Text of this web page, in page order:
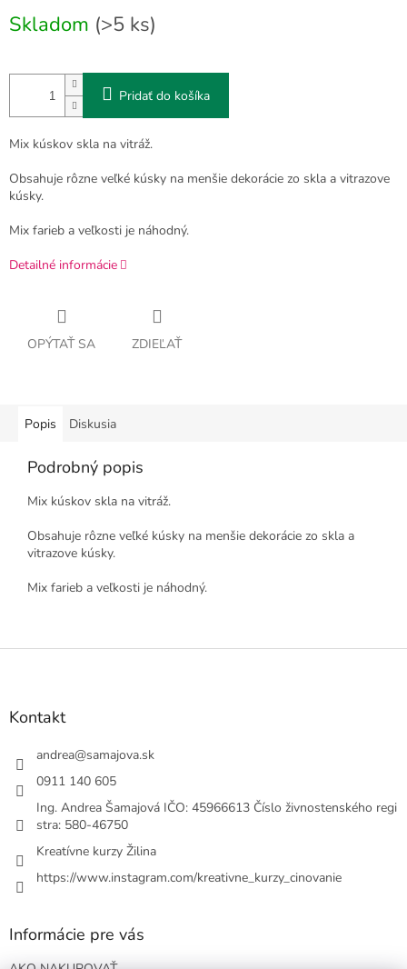
cena:
Skladom (>5 ks)
Pridať do košíka
Mix kúskov skla na vitráž.
Obsahuje rôzne veľké kúsky na menšie dekorácie zo skla a vitrazove
kúsky.
Mix farieb a veľkosti je náhodný.
Detailné informácie
OPÝTAŤ SA ZDIEĽAŤ
Popis Diskusia
Podrobný popis
Mix kúskov skla na vitráž.
Obsahuje rôzne veľké kúsky na menšie dekorácie zo skla a
vitrazove kúsky.
Mix farieb a veľkosti je náhodný.
Z
Kontakt
andrea@samajova.sk
0911 140 605
Ing. Andrea Šamajová IČO: 45966613 Číslo živnostenského regi
stra: 580-46750
Kreatívne kurzy Žilina
https://www.instagram.com/kreativne_kurzy_cinovanie
Informácie pre vás